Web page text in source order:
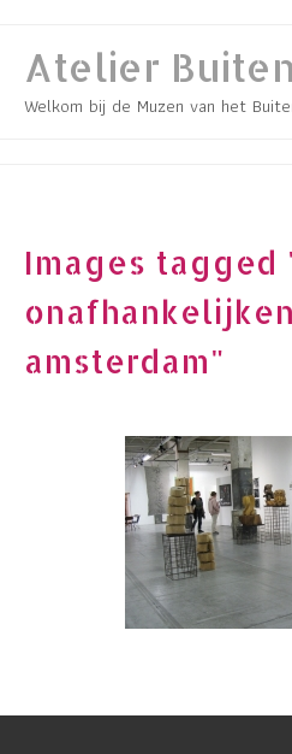
contentAtelier
Welkom bij de Muzen van het
Images tagged
amsterdam"